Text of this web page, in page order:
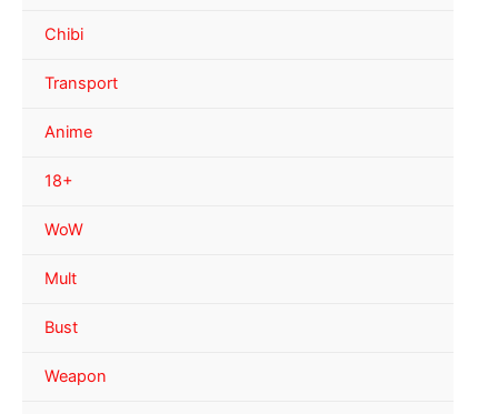
Chibi
Transport
Anime
18+
WoW
Mult
Bust
Weapon